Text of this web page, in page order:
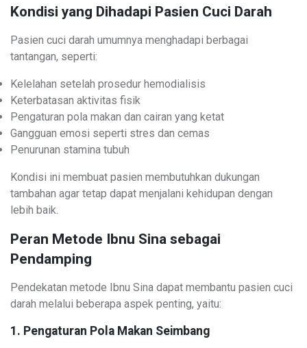
Kondisi yang Dihadapi Pasien Cuci Darah
Pasien cuci darah umumnya menghadapi berbagai
tantangan, seperti:
Kelelahan setelah prosedur hemodialisis
Keterbatasan aktivitas fisik
Pengaturan pola makan dan cairan yang ketat
Gangguan emosi seperti stres dan cemas
Penurunan stamina tubuh
Kondisi ini membuat pasien membutuhkan dukungan
tambahan agar tetap dapat menjalani kehidupan dengan
lebih baik.
Peran Metode Ibnu Sina sebagai
Pendamping
Pendekatan metode Ibnu Sina dapat membantu pasien cuci
darah melalui beberapa aspek penting, yaitu:
1. Pengaturan Pola Makan Seimbang